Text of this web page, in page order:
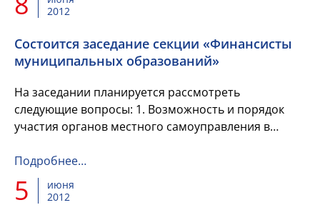
2012
Состоится заседание секции «Финансисты
муниципальных образований»
На заседании планируется рассмотреть
следующие вопросы: 1. Возможность и порядок
участия органов местного самоуправления в
3-ФЗ «О полиции».
Подробнее…
5
июня
2012